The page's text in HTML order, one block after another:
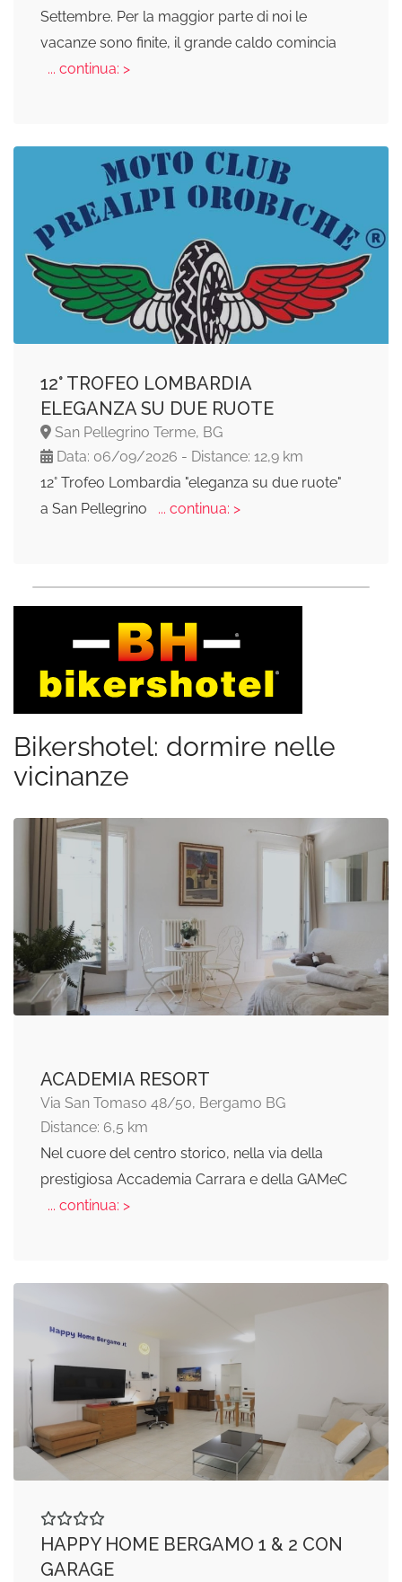
Settembre. Per la maggior parte di noi le
vacanze sono finite, il grande caldo comincia
... continua: >
12° TROFEO LOMBARDIA
ELEGANZA SU DUE RUOTE
San Pellegrino Terme, BG
Data: 06/09/2026 - Distance: 12,9 km
12° Trofeo Lombardia "eleganza su due ruote"
a San Pellegrino
... continua: >
Bikershotel: dormire nelle
vicinanze
ACADEMIA RESORT
Via San Tomaso 48/50, Bergamo BG
Distance: 6,5 km
Nel cuore del centro storico, nella via della
prestigiosa Accademia Carrara e della GAMeC
... continua: >
HAPPY HOME BERGAMO 1 & 2 CON
GARAGE